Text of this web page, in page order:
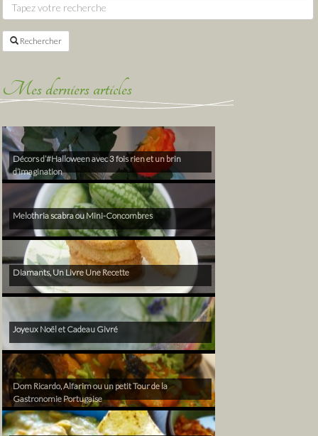
Rechercher
Mes derniers articles
Décors d’#Halloween avec 3 fois rien et un brin
d’imagination
Melothria scabra ou Mini-Concombres
Diamants, Un Livre Une Recette
Joyeux Noël et Cadeau Givré
Dom Ricardo, Alfarim ou un petit Tour de la
Gastronomie Portugaise